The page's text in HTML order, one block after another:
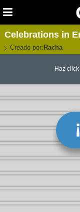
Celebrations in
Creado por: Racha
Haz